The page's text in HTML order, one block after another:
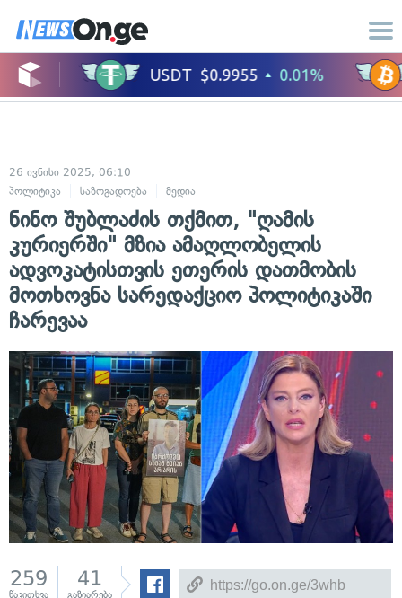
26 ივნისი 2025, 06:10
პოლიტიკა
საზოგადოება მედია
ნინო შუბლაძის თქმით, "ღამის
კურიერში" მზია ამაღლობელის
ადვოკატისთვის ეთერის დათმობის
მოთხოვნა სარედაქციო პოლიტიკაში
ჩარევაა
259
წაკითხვა
41
გაზიარება